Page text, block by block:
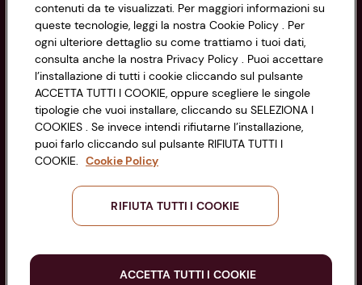
Cookie Policy
Impostazioni Cookie
Accessibilità
CONAD SOCIETÀ COOPERATIVA
Via Michelino, 59 | 40127 BOLOGNA
Codice Fiscale e Registro Imprese
di Bologna 00865960157
PARTITA IVA 03320960374
Servizio clienti
Seguici sui Social:
contenuti da te visualizzati. Per maggiori informazioni su
queste tecnologie, leggi la nostra Cookie Policy . Per
ogni ulteriore dettaglio su come trattiamo i tuoi dati,
consulta anche la nostra Privacy Policy . Puoi accettare
l’installazione di tutti i cookie cliccando sul pulsante
ACCETTA TUTTI I COOKIE, oppure scegliere le singole
tipologie che vuoi installare, cliccando su SELEZIONA I
COOKIES . Se invece intendi rifiutarne l’installazione,
puoi farlo cliccando sul pulsante RIFIUTA TUTTI I
COOKIE. Cookie Policy
RIFIUTA TUTTI I COOKIE
ACCETTA TUTTI I COOKIE